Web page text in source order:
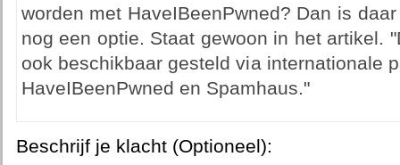
worden met HaveIBeenPwned? Dan is
nog een optie. Staat gewoon in het artikel.
ook beschikbaar gesteld via internationale
HaveIBeenPwned en Spamhaus."
Beschrijf je klacht (Optioneel):